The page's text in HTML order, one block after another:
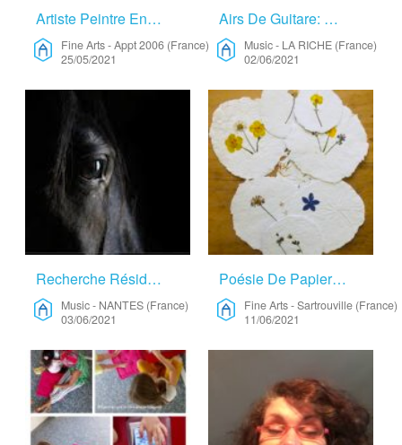
Artiste Peintre En Recherche D’une Résidence – Fine Arts
Fine Arts-Appt 2006 (France)
25/05/2021
Airs De Guitare: Créations Et Inetrprétations – Music
Music- LA RICHE (France)
02/06/2021
Recherche Résidence – Music
Music- NANTES (France)
03/06/2021
Poésie De Papier – Fine Arts
Fine Arts-Sartrouville (France)
11/06/2021